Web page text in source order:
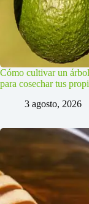
Cómo cultivar un
para cosechar tus
3 agosto, 2026